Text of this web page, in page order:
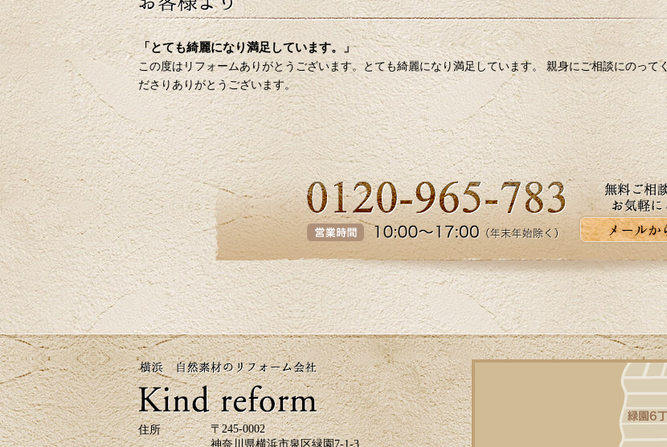
「とても綺麗になり満足しています。」
この度はリフォームありがとうございます。とても綺麗になり満足しています。 親身にご相談にのってく
ださりありがとうございます。
住所
〒245-0002
神奈川県横浜市泉区緑園7-1-3